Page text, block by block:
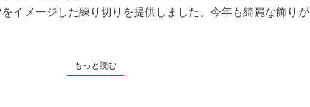
七
夕
り
イメージした練り切りを提供しました。今年も綺麗な飾りが
もっと読むもっと読む